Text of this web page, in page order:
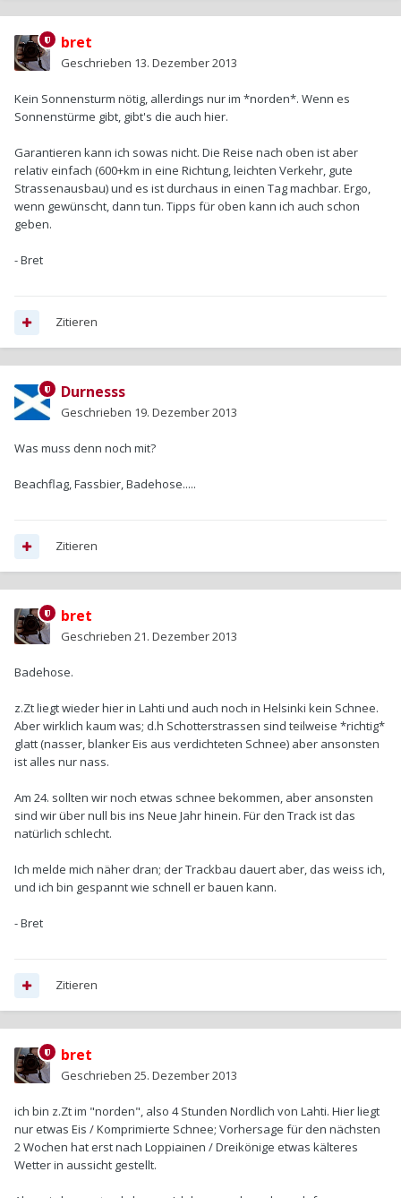
bret
Geschrieben 13. Dezember 2013
Kein Sonnensturm nötig, allerdings nur im *norden*. Wenn es
Sonnenstürme gibt, gibt's die auch hier.
Garantieren kann ich sowas nicht. Die Reise nach oben ist aber
relativ einfach (600+km in eine Richtung, leichten Verkehr, gute
Strassenausbau) und es ist durchaus in einen Tag machbar. Ergo,
wenn gewünscht, dann tun. Tipps für oben kann ich auch schon
geben.
- Bret
Zitieren
Durnesss
Geschrieben 19. Dezember 2013
Was muss denn noch mit?
Beachflag, Fassbier, Badehose.....
Zitieren
bret
Geschrieben 21. Dezember 2013
Badehose.
z.Zt liegt wieder hier in Lahti und auch noch in Helsinki kein Schnee.
Aber wirklich kaum was; d.h Schotterstrassen sind teilweise *richtig*
glatt (nasser, blanker Eis aus verdichteten Schnee) aber ansonsten
ist alles nur nass.
Am 24. sollten wir noch etwas schnee bekommen, aber ansonsten
sind wir über null bis ins Neue Jahr hinein. Für den Track ist das
natürlich schlecht.
Ich melde mich näher dran; der Trackbau dauert aber, das weiss ich,
und ich bin gespannt wie schnell er bauen kann.
- Bret
Zitieren
bret
Geschrieben 25. Dezember 2013
ich bin z.Zt im "norden", also 4 Stunden Nordlich von Lahti. Hier liegt
nur etwas Eis / Komprimierte Schnee; Vorhersage für den nächsten
2 Wochen hat erst nach Loppiainen / Dreikönige etwas kälteres
Wetter in aussicht gestellt.